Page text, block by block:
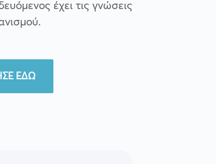
έχει τις γνώσεις
ΕΔΩ